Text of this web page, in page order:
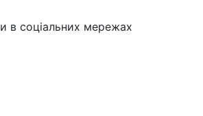
в соціальних мережах